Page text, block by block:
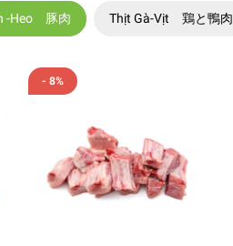
-Heo 豚肉 Thịt Gà-Vịt 鶏と鴨肉
- 8%